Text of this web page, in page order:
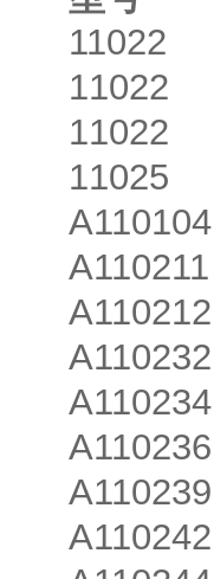
11022
11022